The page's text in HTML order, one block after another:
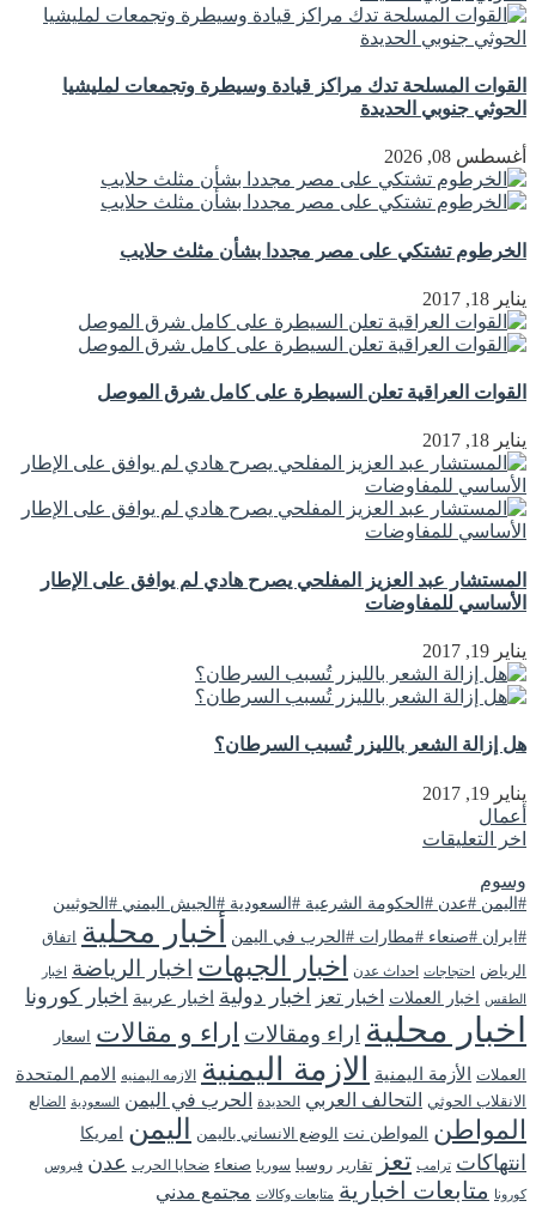
القوات المسلحة تدك مراكز قيادة وسيطرة وتجمعات لمليشيا
الحوثي جنوبي الحديدة
أغسطس 08, 2026
الخرطوم تشتكي على مصر مجددا بشأن مثلث حلايب
يناير 18, 2017
القوات العراقية تعلن السيطرة على كامل شرق الموصل
يناير 18, 2017
المستشار عبد العزيز المفلحي يصرح هادي لم يوافق على الإطار
الأساسي للمفاوضات
يناير 19, 2017
هل إزالة الشعر بالليزر تُسبب السرطان؟
يناير 19, 2017
أعمال
اخر التعليقات
وسوم
#اليمن #عدن #الحكومة الشرعية #السعودية #الجيش اليمني #الحوثيين
#ايران #صنعاء #مطارات #الحرب في اليمن أخبار محلية
اتفاق
الرياض
احتجاجات احداث عدن اخبار الجبهات اخبار الرياضة اخبار
الطقس اخبار العملات اخبار تعز اخبار دولية اخبار عربية اخبار كورونا
اخبار محلية اراء ومقالات اراء و مقالات اسعار
العملات الأزمة اليمنية الازمة اليمنية الازمه اليمنيه الامم المتحدة
الانقلاب الحوثي التحالف العربي الحديدة الحرب في اليمن السعودية الضالع
المواطن المواطن نت الوضع الانساني باليمن اليمن امريكا
انتهاكات ترامب تعز تقارير روسيا سوريا صنعاء ضحايا الحرب عدن فيروس
كورونا متابعات اخبارية متابعات وكالات مجتمع مدني